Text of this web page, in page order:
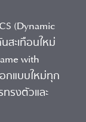
(Dynamic
สะเทือนใหม่
with
กแบบใหม่ทุก
รงตัวและ